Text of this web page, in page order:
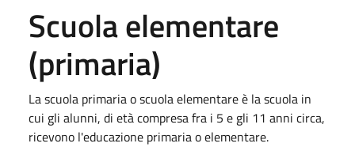
Scuola elementare
(primaria)
La scuola primaria o scuola elementare è la scuola in
cui gli alunni, di età compresa fra i 5 e gli 11 anni circa,
ricevono l'educazione primaria o elementare.